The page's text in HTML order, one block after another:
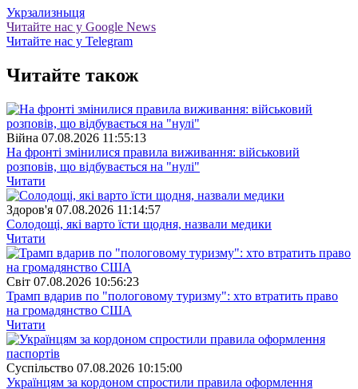
Укрзализныця
Читайте нас у Google News
Читайте нас у Telegram
Читайте також
Війна 07.08.2026 11:55:13
На фронті змінилися правила виживання: військовий
розповів, що відбувається на "нулі"
Читати
Здоров'я 07.08.2026 11:14:57
Солодощі, які варто їсти щодня, назвали медики
Читати
Свiт 07.08.2026 10:56:23
Трамп вдарив по "пологовому туризму": хто втратить право
на громадянство США
Читати
Суспiльство 07.08.2026 10:15:00
Українцям за кордоном спростили правила оформлення